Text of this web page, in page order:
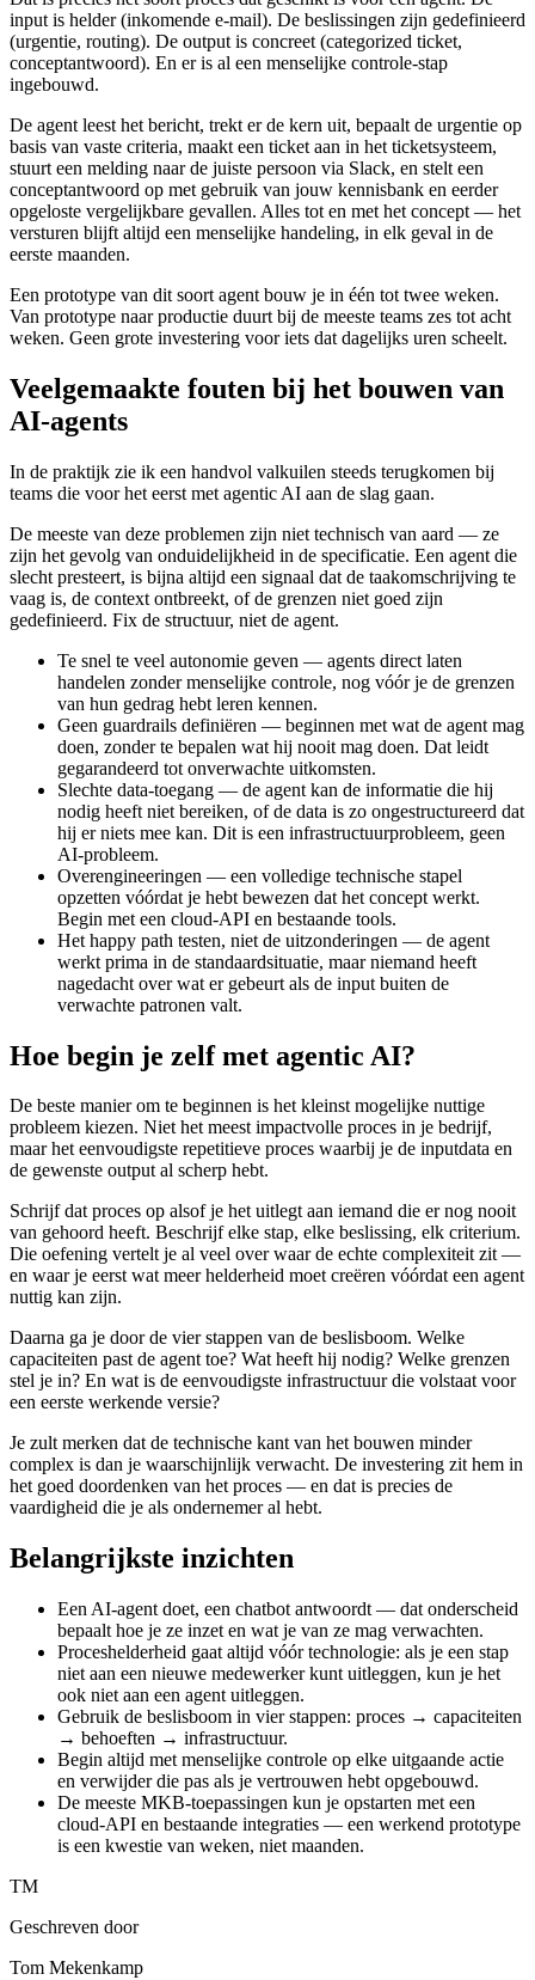
input is helder (inkomende e-mail). De beslissingen zijn gedefinieerd
(urgentie, routing). De output is concreet (categorized ticket,
conceptantwoord). En er is al een menselijke controle-stap
ingebouwd.
De agent leest het bericht, trekt er de kern uit, bepaalt de urgentie op
basis van vaste criteria, maakt een ticket aan in het ticketsysteem,
stuurt een melding naar de juiste persoon via Slack, en stelt een
conceptantwoord op met gebruik van jouw kennisbank en eerder
opgeloste vergelijkbare gevallen. Alles tot en met het concept — het
versturen blijft altijd een menselijke handeling, in elk geval in de
eerste maanden.
Een prototype van dit soort agent bouw je in één tot twee weken.
Van prototype naar productie duurt bij de meeste teams zes tot acht
weken. Geen grote investering voor iets dat dagelijks uren scheelt.
Veelgemaakte fouten bij het bouwen van
AI-agents
In de praktijk zie ik een handvol valkuilen steeds terugkomen bij
teams die voor het eerst met agentic AI aan de slag gaan.
De meeste van deze problemen zijn niet technisch van aard — ze
zijn het gevolg van onduidelijkheid in de specificatie. Een agent die
slecht presteert, is bijna altijd een signaal dat de taakomschrijving te
vaag is, de context ontbreekt, of de grenzen niet goed zijn
gedefinieerd. Fix de structuur, niet de agent.
Te snel te veel autonomie geven — agents direct laten
handelen zonder menselijke controle, nog vóór je de grenzen
van hun gedrag hebt leren kennen.
Geen guardrails definiëren — beginnen met wat de agent mag
doen, zonder te bepalen wat hij nooit mag doen. Dat leidt
gegarandeerd tot onverwachte uitkomsten.
Slechte data-toegang — de agent kan de informatie die hij
nodig heeft niet bereiken, of de data is zo ongestructureerd dat
hij er niets mee kan. Dit is een infrastructuurprobleem, geen
AI-probleem.
Overengineeringen — een volledige technische stapel
opzetten vóórdat je hebt bewezen dat het concept werkt.
Begin met een cloud-API en bestaande tools.
Het happy path testen, niet de uitzonderingen — de agent
werkt prima in de standaardsituatie, maar niemand heeft
nagedacht over wat er gebeurt als de input buiten de
verwachte patronen valt.
Hoe begin je zelf met agentic AI?
De beste manier om te beginnen is het kleinst mogelijke nuttige
probleem kiezen. Niet het meest impactvolle proces in je bedrijf,
maar het eenvoudigste repetitieve proces waarbij je de inputdata en
de gewenste output al scherp hebt.
Schrijf dat proces op alsof je het uitlegt aan iemand die er nog nooit
van gehoord heeft. Beschrijf elke stap, elke beslissing, elk criterium.
Die oefening vertelt je al veel over waar de echte complexiteit zit —
en waar je eerst wat meer helderheid moet creëren vóórdat een agent
nuttig kan zijn.
Daarna ga je door de vier stappen van de beslisboom. Welke
capaciteiten past de agent toe? Wat heeft hij nodig? Welke grenzen
stel je in? En wat is de eenvoudigste infrastructuur die volstaat voor
een eerste werkende versie?
Je zult merken dat de technische kant van het bouwen minder
complex is dan je waarschijnlijk verwacht. De investering zit hem in
het goed doordenken van het proces — en dat is precies de
vaardigheid die je als ondernemer al hebt.
Belangrijkste inzichten
Een AI-agent doet, een chatbot antwoordt — dat onderscheid
bepaalt hoe je ze inzet en wat je van ze mag verwachten.
Proceshelderheid gaat altijd vóór technologie: als je een stap
niet aan een nieuwe medewerker kunt uitleggen, kun je het
ook niet aan een agent uitleggen.
Gebruik de beslisboom in vier stappen: proces → capaciteiten
→ behoeften → infrastructuur.
Begin altijd met menselijke controle op elke uitgaande actie
en verwijder die pas als je vertrouwen hebt opgebouwd.
De meeste MKB-toepassingen kun je opstarten met een
cloud-API en bestaande integraties — een werkend prototype
is een kwestie van weken, niet maanden.
TM
Geschreven door
Tom Mekenkamp